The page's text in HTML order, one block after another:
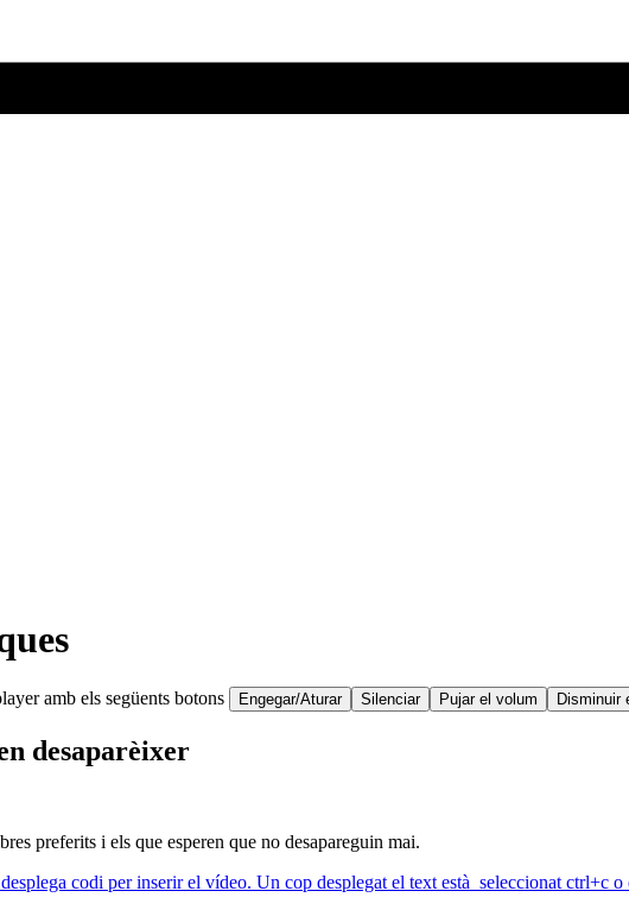
amb els següents botons Engegar/Aturar Silenciar Pujar el volum Disminuir
desaparèixer
preferits i els que esperen que no desapareguin mai.
codi per inserir el vídeo. Un cop desplegat el text està seleccionat ctrl+c